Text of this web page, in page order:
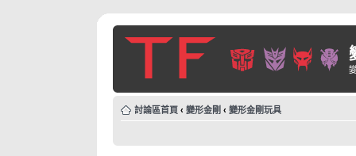
討論區首頁 ‹ 變形金剛 ‹ 變形金剛玩具